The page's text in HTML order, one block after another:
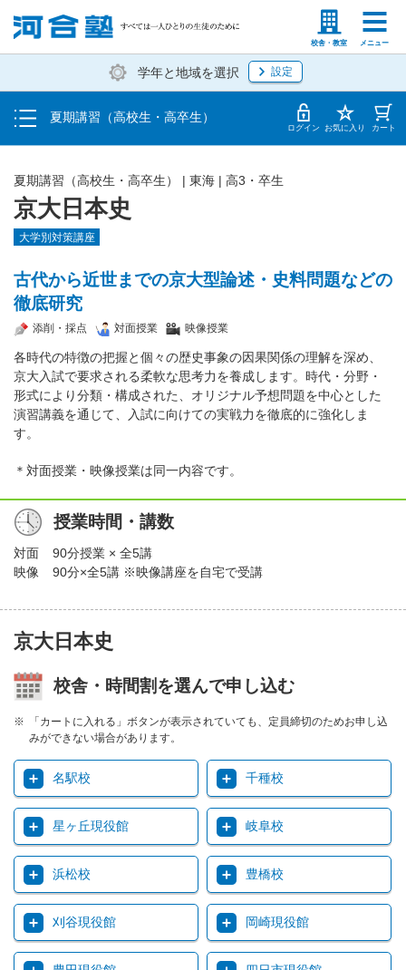
校舎・教室 メニュー
塾生の方 高等学校の先生
学年と地域を選択 設定
夏期講習（高校生・高卒生）
受講料・お申し込み方法
受講開始までの流れ
校舎・教室一覧 ログイン お気に入り カート
京大日本史
夏期講習（高校生・高卒生） | 東海 | 高3・卒生
大学別対策講座
古代から近世までの京大型論述・史料問題などの
徹底研究
添削・採点 対面授業 映像授業
各時代の特徴の把握と個々の歴史事象の因果関係の理解を深め、
京大入試で要求される柔軟な思考力を養成します。時代・分野・
形式により分類・構成された、オリジナル予想問題を中心とした
演習講義を通じて、入試に向けての実戦力を徹底的に強化しま
す。
＊対面授業・映像授業は同一内容です。
授業時間・講数
対面
90分授業 × 全5講
映像
90分×全5講 ※映像講座を自宅で受講
京大日本史
校舎・時間割を選んで申し込む
「カートに入れる」ボタンが表示されていても、定員締切のためお申し込
みができない場合があります。
名駅校 千種校
星ヶ丘現役館 岐阜校
浜松校 豊橋校
刈谷現役館 岡崎現役館